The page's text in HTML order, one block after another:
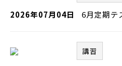
2026年07月04日 6月定期テ
講習